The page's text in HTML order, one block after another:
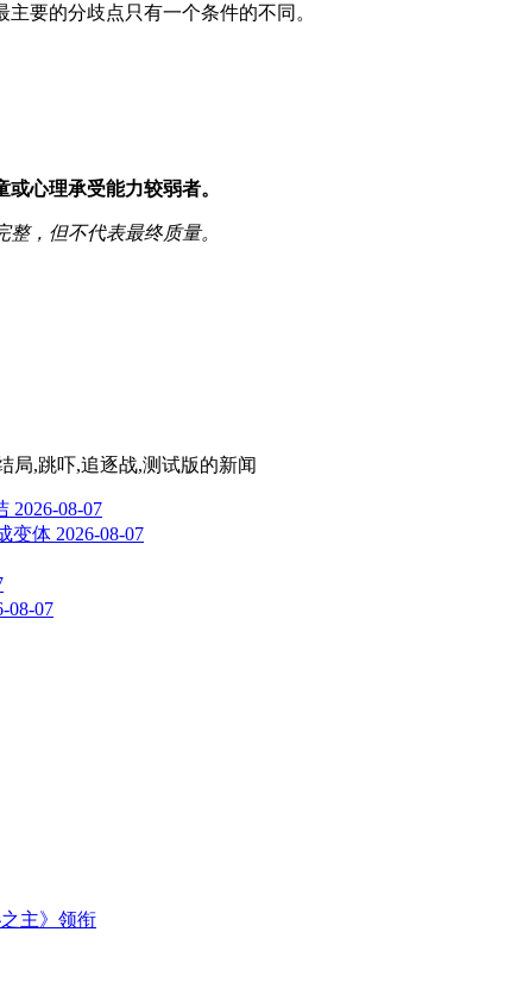
要的分歧点只有一个条件的不同。
心理承受能力较弱者。
，但不代表最终质量。
局,跳吓,追逐战,测试版的新闻
2026-08-07
变体 2026-08-07
08-07
主》领衔